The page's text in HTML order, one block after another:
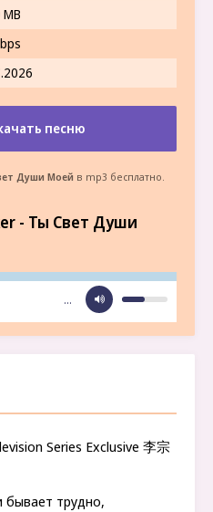
песню
Души Моей в mp3 бесплатно.
- Ты Свет Души
…
Series Exclusive 李宗
бывает трудно,